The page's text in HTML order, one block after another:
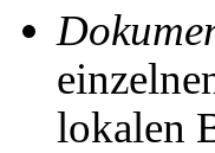
lokalen